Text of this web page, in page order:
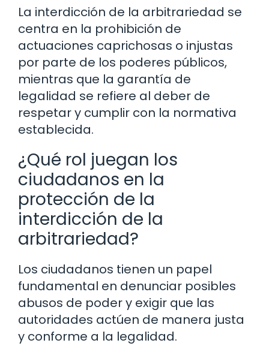
La interdicción de la arbitrariedad se
centra en la prohibición de
actuaciones caprichosas o injustas
por parte de los poderes públicos,
mientras que la garantía de
legalidad se refiere al deber de
respetar y cumplir con la normativa
establecida.
¿Qué rol juegan los
ciudadanos en la
protección de la
interdicción de la
arbitrariedad?
Los ciudadanos tienen un papel
fundamental en denunciar posibles
abusos de poder y exigir que las
autoridades actúen de manera justa
y conforme a la legalidad.